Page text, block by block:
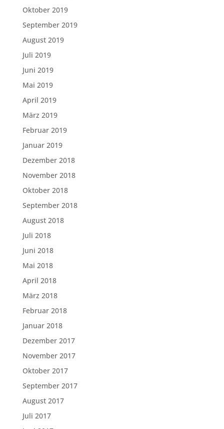
Oktober 2019
September 2019
August 2019
Juli 2019
Juni 2019
Mai 2019
April 2019
März 2019
Februar 2019
Januar 2019
Dezember 2018
November 2018
Oktober 2018
September 2018
August 2018
Juli 2018
Juni 2018
Mai 2018
April 2018
März 2018
Februar 2018
Januar 2018
Dezember 2017
November 2017
Oktober 2017
September 2017
August 2017
Juli 2017